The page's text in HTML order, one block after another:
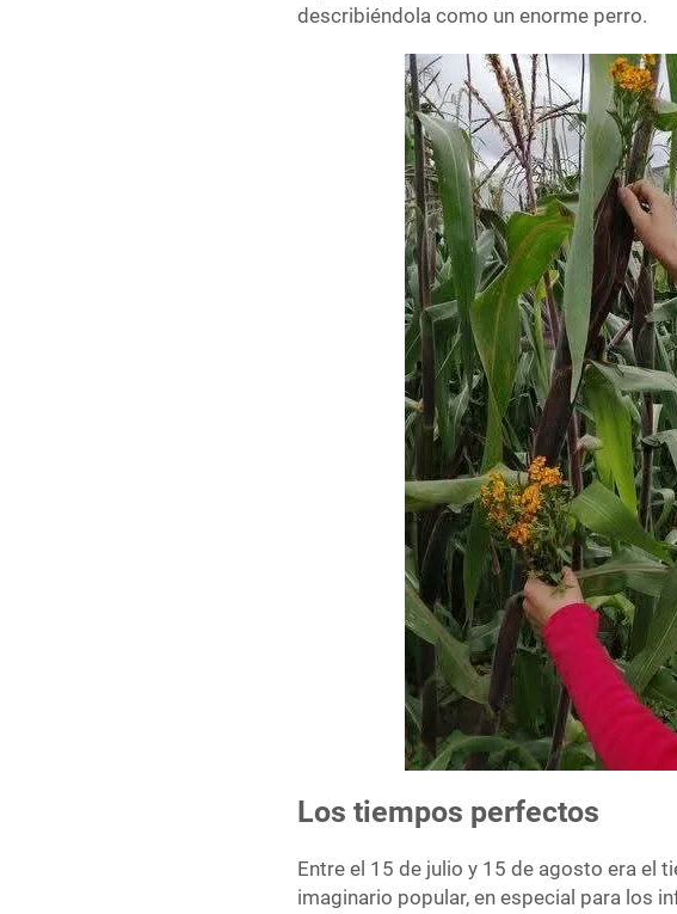
describiéndola como un enorme perro.
Los tiempos perfectos
Entre el 15 de julio y 15 de agosto era el
imaginario popular, en especial para los